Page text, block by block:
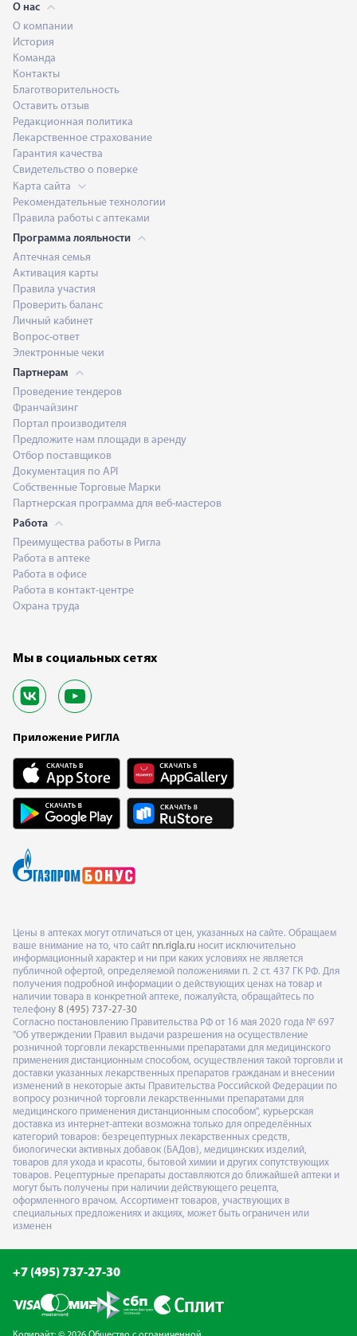
О нас
О компании
История
Команда
Контакты
Благотворительность
Оставить отзыв
Редакционная политика
Лекарственное страхование
Гарантия качества
Свидетельство о поверке
Карта сайта
Рекомендательные технологии
Правила работы с аптеками
Программа лояльности
Аптечная семья
Активация карты
Правила участия
Проверить баланс
Личный кабинет
Вопрос-ответ
Электронные чеки
Партнерам
Проведение тендеров
Франчайзинг
Портал производителя
Предложите нам площади в аренду
Отбор поставщиков
Документация по API
Собственные Торговые Марки
Партнерская программа для веб-мастеров
Работа
Преимущества работы в Ригла
Работа в аптеке
Работа в офисе
Работа в контакт-центре
Охрана труда
Мы в социальных сетях
Приложение РИГЛА
Цены в аптеках могут отличаться от цен, указанных на сайте. Обращаем
ваше внимание на то, что сайт nn.rigla.ru носит исключительно
информационный характер и ни при каких условиях не является
публичной офертой, определяемой положениями п. 2 ст. 437 ГК РФ. Для
получения подробной информации о действующих ценах на товар и
наличии товара в конкретной аптеке, пожалуйста, обращайтесь по
телефону 8 (495) 737-27-30
Согласно постановлению Правительства РФ от 16 мая 2020 года № 697
"Об утверждении Правил выдачи разрешения на осуществление
розничной торговли лекарственными препаратами для медицинского
применения дистанционным способом, осуществления такой торговли и
доставки указанных лекарственных препаратов гражданам и внесении
изменений в некоторые акты Правительства Российской Федерации по
вопросу розничной торговли лекарственными препаратами для
медицинского применения дистанционным способом", курьерская
доставка из интернет-аптеки возможна только для определённых
категорий товаров: безрецептурных лекарственных средств,
биологически активных добавок (БАДов), медицинских изделий,
товаров для ухода и красоты, бытовой химии и других сопутствующих
товаров. Рецептурные препараты доставляются до ближайшей аптеки и
могут быть получены при наличии действующего рецепта,
оформленного врачом. Ассортимент товаров, участвующих в
специальных предложениях и акциях, может быть ограничен или
изменен
+7 (495) 737-27-30